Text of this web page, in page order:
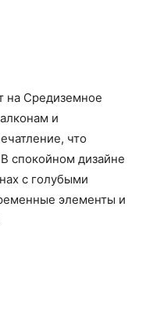
на Средиземное
и
что
спокойном дизайне
с голубыми
элементы и